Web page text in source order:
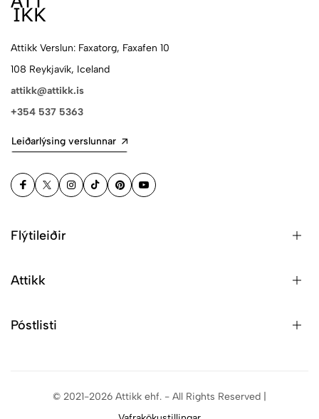
Attikk Verslun: Faxatorg, Faxafen 10
108 Reykjavík, Iceland
attikk@attikk.is
+354 537 5363
Leiðarlýsing verslunnar
Flýtileiðir
Attikk
Póstlisti
© 2021-2026 Attikk ehf. - All Rights Reserved |